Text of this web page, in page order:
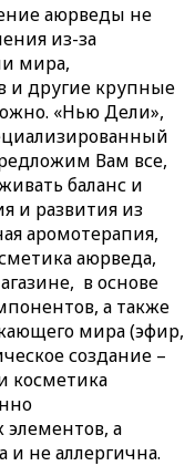
аюрведы не
из-за
мира,
и другие крупные
«Нью Дели»,
Вам все,
баланс и
и развития из
аромотерапия,
аюрведа,
в основе
а также
мира (эфир,
создание –
косметика
а
и не аллергична.